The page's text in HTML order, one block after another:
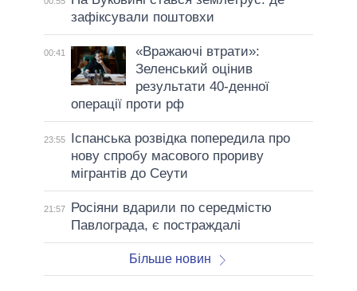
зафіксували поштовхи
00:41
«Вражаючі втрати»:
Зеленський оцінив
результати 40-денної
операції проти рф
23:55
Іспанська розвідка попередила про
нову спробу масового прориву
мігрантів до Сеути
21:57
Росіяни вдарили по середмістю
Павлограда, є постраждалі
Більше новин